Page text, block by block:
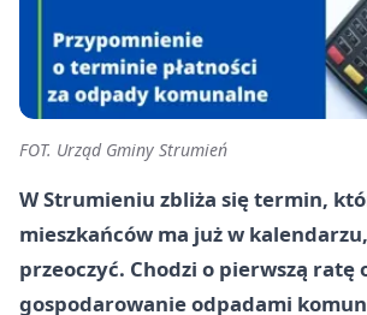
FOT. Urząd Gminy Strumień
W Strumieniu zbliża się termin,
mieszkańców ma już w
przeoczyć. Chodzi o pierwszą ratę
gospodarowanie odpadami